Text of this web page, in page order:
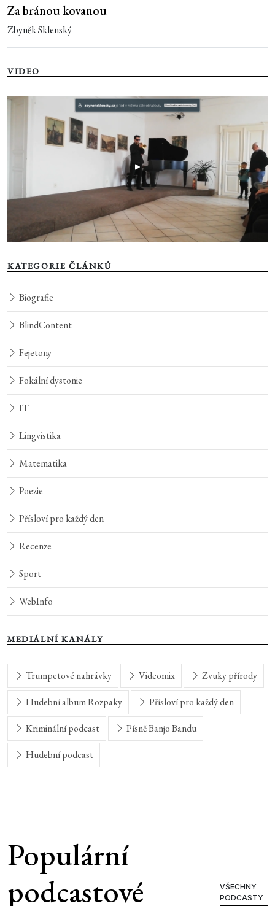
Za bránou kovanou
Zbyněk Sklenský
VIDEO
KATEGORIE ČLÁNKŮ
Biografie
BlindContent
Fejetony
Fokální dystonie
IT
Lingvistika
Matematika
Poezie
Přísloví pro každý den
Recenze
Sport
WebInfo
MEDIÁLNÍ KANÁLY
Trumpetové nahrávky Videomix Zvuky přírody
Hudební album Rozpaky Přísloví pro každý den
Kriminální podcast Písně Banjo Bandu
Hudební podcast
Populární
podcastové
VŠECHNY
PODCASTY